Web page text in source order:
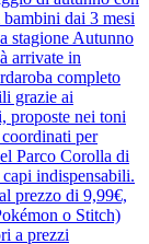
dai 3 mesi
stagione Autunno
arrivate in
completo
grazie ai
proposte nei toni
coordinati per
Parco Corolla di
indispensabili.
prezzo di 9,99€,
o Stitch)
a prezzi